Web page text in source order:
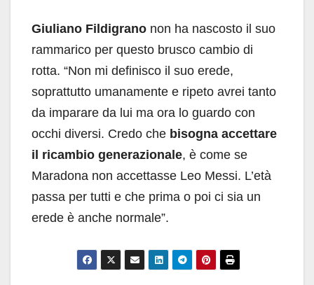
Giuliano Fildigrano non ha nascosto il suo
rammarico per questo brusco cambio di
rotta. “Non mi definisco il suo erede,
soprattutto umanamente e ripeto avrei tanto
da imparare da lui ma ora lo guardo con
occhi diversi. Credo che bisogna accettare
il ricambio generazionale, è come se
Maradona non accettasse Leo Messi. L’età
passa per tutti e che prima o poi ci sia un
erede è anche normale”.